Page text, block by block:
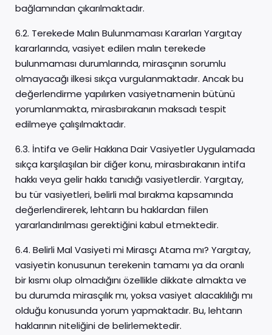
bağlamından çıkarılmaktadır.
6.2. Terekede Malın Bulunmaması Kararları Yargıtay
kararlarında, vasiyet edilen malın terekede
bulunmaması durumlarında, mirasçının sorumlu
olmayacağı ilkesi sıkça vurgulanmaktadır. Ancak bu
değerlendirme yapılırken vasiyetnamenin bütünü
yorumlanmakta, mirasbırakanın maksadı tespit
edilmeye çalışılmaktadır.
6.3. İntifa ve Gelir Hakkına Dair Vasiyetler Uygulamada
sıkça karşılaşılan bir diğer konu, mirasbırakanın intifa
hakkı veya gelir hakkı tanıdığı vasiyetlerdir. Yargıtay,
bu tür vasiyetleri, belirli mal bırakma kapsamında
değerlendirerek, lehtarın bu haklardan fiilen
yararlandırılması gerektiğini kabul etmektedir.
6.4. Belirli Mal Vasiyeti mi Mirasçı Atama mı? Yargıtay,
vasiyetin konusunun terekenin tamamı ya da oranlı
bir kısmı olup olmadığını özellikle dikkate almakta ve
bu durumda mirasçılık mı, yoksa vasiyet alacaklılığı mı
olduğu konusunda yorum yapmaktadır. Bu, lehtarın
haklarının niteliğini de belirlemektedir.